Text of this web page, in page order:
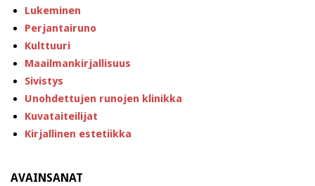
Lukeminen
Perjantairuno
Kulttuuri
Maailmankirjallisuus
Sivistys
Unohdettujen runojen klinikka
Kuvataiteilijat
Kirjallinen estetiikka
AVAINSANAT